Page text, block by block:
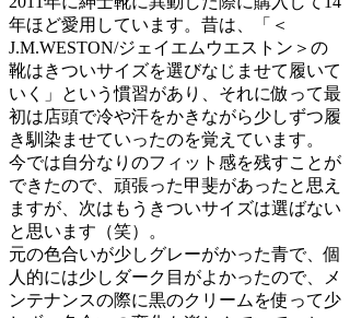
年ほど愛用しています。昔は、「＜
J.M.WESTON/ジェイエムウエストン＞の
靴はきついサイズを選びなじませて履いて
いく」という慣習があり、それに倣って最
初は店頭で冷や汗をかきながら少しずつ履
き馴染ませていったのを覚えています。
今では自分なりのフィット感を残すことが
できたので、頑張った甲斐があったと思え
ますが、次はもうきついサイズは選ばない
と思います（笑）。
元の色合いが少しグレーがかった青で、個
人的には少しダーク目がよかったので、メ
ンテナンスの際に黒のクリームを使って少